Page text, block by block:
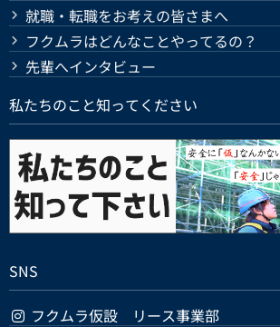
就職・転職をお考えの皆さまへ
フクムラはどんなことやってるの？
先輩へインタビュー
私たちのこと知ってください
SNS
フクムラ仮設 リース事業部